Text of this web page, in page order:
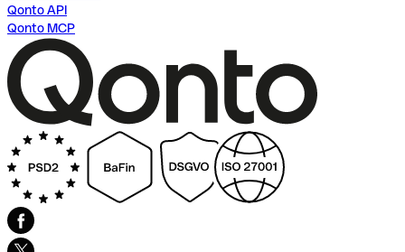
Qonto API
Qonto MCP